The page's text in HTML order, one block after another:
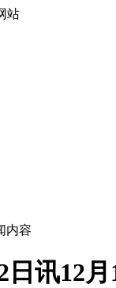
站
内容
日讯12